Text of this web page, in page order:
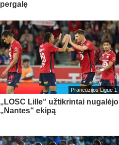
pergalę
Prancūzijos Ligue 1
„LOSC Lille“ užtikrintai nugalėjo
„Nantes“ ekipą